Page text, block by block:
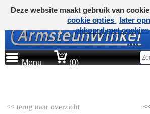
Menu (0)
<< terug naar overzicht
Deze website maakt gebruik van
cookie opties
later
akkoord met cookies